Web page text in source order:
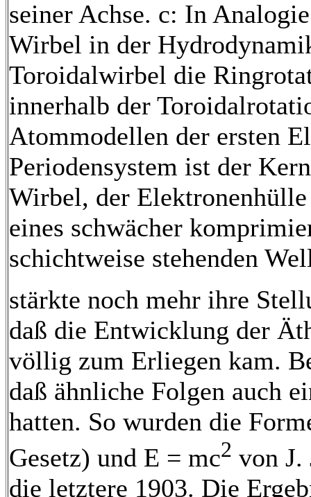
seiner Achse. c: In
Wirbel in der
Toroidalwirbel die
innerhalb der
Atommodellen der ersten
Periodensystem ist der
Wirbel, der
eines schwächer
schichtweise stehenden
stärkte noch mehr ihre
daß die Entwicklung der
völlig zum Erliegen kam.
daß ähnliche Folgen auch
hatten. So wurden die
Gesetz) und E = mc2 von J.
die letztere 1903. Die